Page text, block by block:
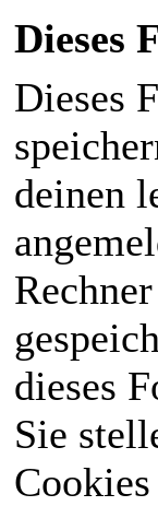
Dieses
Dieses
deinen
dieses
Sie